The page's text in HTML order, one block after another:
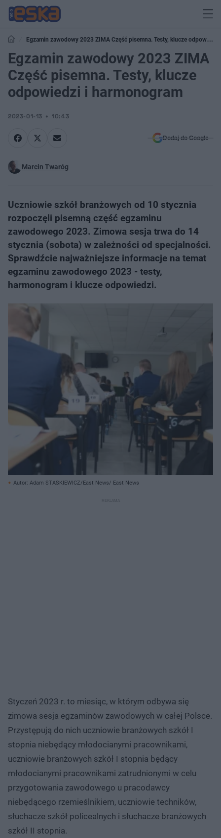
Egzamin zawodowy 2023 ZIMA Część pisemna. Testy, klucze odpowiedzi
i harmonogram
Egzamin zawodowy 2023 ZIMA
Część pisemna. Testy, klucze
odpowiedzi i harmonogram
2023-01-13 10:43
Dodaj do Google
Marcin Twaróg
Uczniowie szkół branżowych od 10 stycznia
rozpoczęli pisemną część egzaminu
zawodowego 2023. Zimowa sesja trwa do 14
stycznia (sobota) w zależności od specjalności.
Sprawdźcie najważniejsze informacje na temat
egzaminu zawodowego 2023 - testy,
harmonogram i klucze odpowiedzi.
Autor: Adam STASKIEWICZ/East News/ East News
Styczeń 2023 r. to miesiąc, w którym odbywa się
zimowa sesja egzaminów zawodowych w całej Polsce.
Przystępują do nich uczniowie branżowych szkół I
stopnia niebędący młodocianymi pracownikami,
uczniowie branżowych szkół I stopnia będący
młodocianymi pracownikami zatrudnionymi w celu
przygotowania zawodowego u pracodawcy
niebędącego rzemieślnikiem, uczniowie techników,
słuchacze szkół policealnych i słuchacze branżowych
szkół II stopnia.